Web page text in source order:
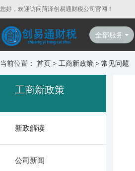
您好，欢迎访问菏泽创易通财税公司官网！
全部服务
当前位置： 首页 > 工商新政策 > 常见问题
工商新政策
新政解读
公司新闻